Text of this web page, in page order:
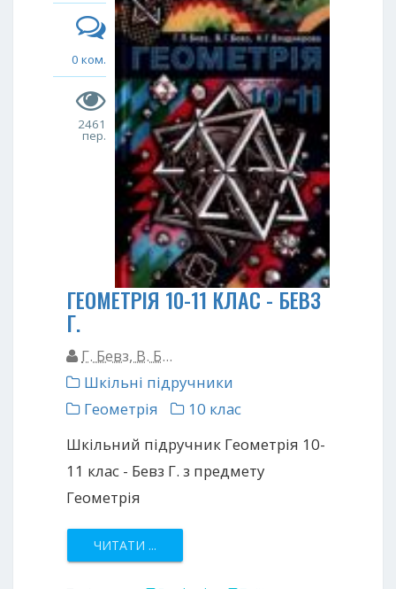
0 ком.
2461
пер.
ГЕОМЕТРІЯ 10-11 КЛАС - БЕВЗ
Г.
Г. Бевз, В. Б...
Шкільні підручники
Геометрія
10 клас
Шкільний підручник Геометрія 10-
11 клас - Бевз Г. з предмету
Геометрія
ЧИТАТИ ...